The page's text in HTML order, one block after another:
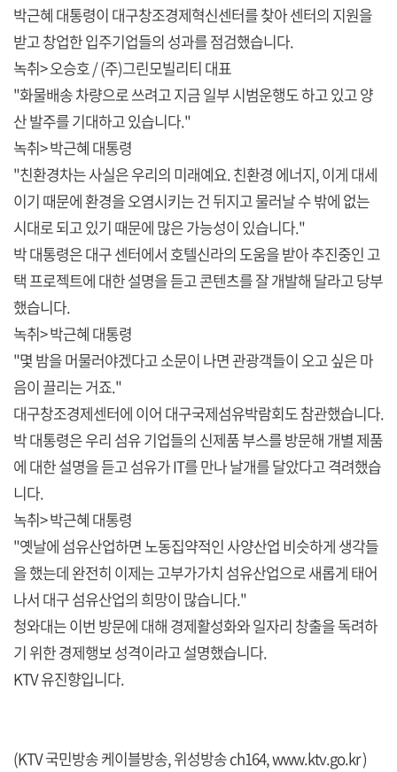
박근혜 대통령이 대구창조경제혁신센터를 찾아 센터의 지원을
받고 창업한 입주기업들의 성과를 점검했습니다.
녹취> 오승호 / (주)그린모빌리티 대표
"화물배송 차량으로 쓰려고 지금 일부 시범운행도 하고 있고 양
산 발주를 기대하고 있습니다."
녹취> 박근혜 대통령
"친환경차는 사실은 우리의 미래예요. 친환경 에너지, 이게 대세
이기 때문에 환경을 오염시키는 건 뒤지고 물러날 수 밖에 없는
시대로 되고 있기 때문에 많은 가능성이 있습니다."
박 대통령은 대구 센터에서 호텔신라의 도움을 받아 추진중인 고
택 프로젝트에 대한 설명을 듣고 콘텐츠를 잘 개발해 달라고 당부
했습니다.
녹취> 박근혜 대통령
"몇 밤을 머물러야겠다고 소문이 나면 관광객들이 오고 싶은 마
음이 끌리는 거죠."
대구창조경제센터에 이어 대구국제섬유박람회도 참관했습니다.
박 대통령은 우리 섬유 기업들의 신제품 부스를 방문해 개별 제품
에 대한 설명을 듣고 섬유가 IT를 만나 날개를 달았다고 격려했습
니다.
녹취> 박근혜 대통령
"옛날에 섬유산업하면 노동집약적인 사양산업 비슷하게 생각들
을 했는데 완전히 이제는 고부가가치 섬유산업으로 새롭게 태어
나서 대구 섬유산업의 희망이 많습니다."
청와대는 이번 방문에 대해 경제활성화와 일자리 창출을 독려하
기 위한 경제행보 성격이라고 설명했습니다.
KTV 유진향입니다.
(KTV 국민방송 케이블방송, 위성방송 ch164,www.ktv.go.kr)